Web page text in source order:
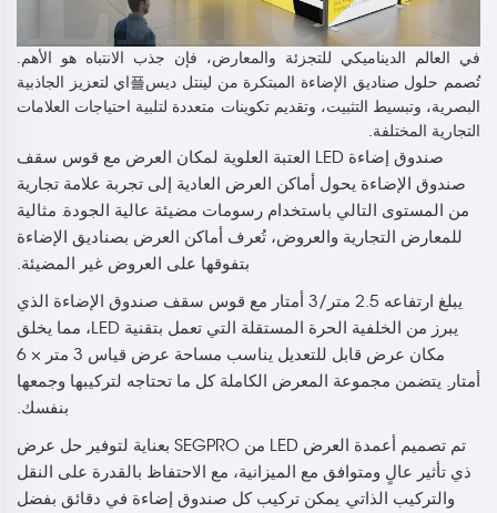
في العالم الديناميكي للتجزئة والمعارض، فإن جذب الانتباه هو الأهم.
تُصمم حلول صناديق الإضاءة المبتكرة من لينتل ديس플اي لتعزيز الجاذبية
البصرية، وتبسيط التثبيت، وتقديم تكوينات متعددة لتلبية احتياجات العلامات
التجارية المختلفة.
صندوق إضاءة LED العتبة العلوية لمكان العرض مع قوس سقف
صندوق الإضاءة يحول أماكن العرض العادية إلى تجربة علامة تجارية
من المستوى التالي باستخدام رسومات مضيئة عالية الجودة. مثالية
للمعارض التجارية والعروض، تُعرف أماكن العرض بصناديق الإضاءة
بتفوقها على العروض غير المضيئة.
يبلغ ارتفاعه 2.5 متر/3 أمتار مع قوس سقف صندوق الإضاءة الذي
يبرز من الخلفية الحرة المستقلة التي تعمل بتقنية LED، مما يخلق
مكان عرض قابل للتعديل يناسب مساحة عرض قياس 3 متر × 6
أمتار. يتضمن مجموعة المعرض الكاملة كل ما تحتاجه لتركيبها وجمعها
بنفسك.
تم تصميم أعمدة العرض LED من SEGPRO بعناية لتوفير حل عرض
ذي تأثير عالٍ ومتوافق مع الميزانية، مع الاحتفاظ بالقدرة على النقل
والتركيب الذاتي. يمكن تركيب كل صندوق إضاءة في دقائق بفضل